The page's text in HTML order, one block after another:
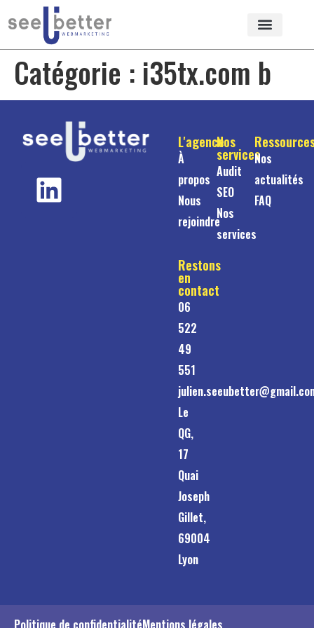
Catégorie : i35tx.com b
L'agence
À
propos
Nous
rejoindre
Nos
services
Audit
SEO
Nos
services
Nos
actualités
FAQ
Restons
en
contact
06
522
49
551
Le
QG,
17
Quai
Joseph
Gillet,
69004
Lyon
Politique de confidentialitéMentions légales